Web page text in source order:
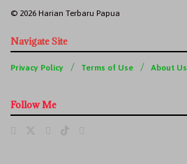
© 2026 Harian Terbaru Papua
Navigate Site
Privacy Policy Terms of Use About Us
Follow Me